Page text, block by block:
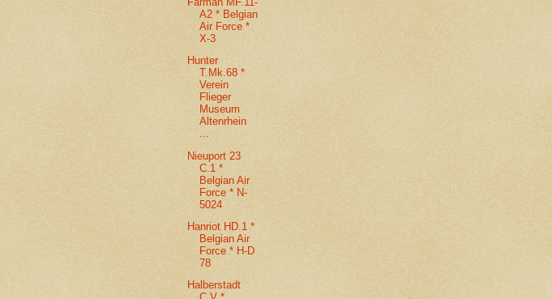
A2 * Belgian
Air Force *
X-3
Hunter
T.Mk.68 *
Verein
Flieger
Museum
Altenrhein
...
Nieuport 23
C.1 *
Belgian Air
Force * N-
5024
Hanriot HD.1 *
Belgian Air
Force * H-D
78
Halberstadt